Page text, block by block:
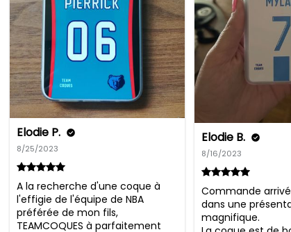
Elodie P.
8/25/2023
A la recherche d'une coque à
l'effigie de l'équipe de NBA
préférée de mon fils,
TEAMCOQUES à parfaitement
Elodie B.
8/16/2023
Commande
dans une
magnifique.